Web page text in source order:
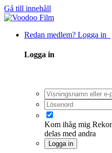
Gå till innehåll
Redan medlem? Logga in
Logga in
Kom ihåg mig
delas med andra
Logga in